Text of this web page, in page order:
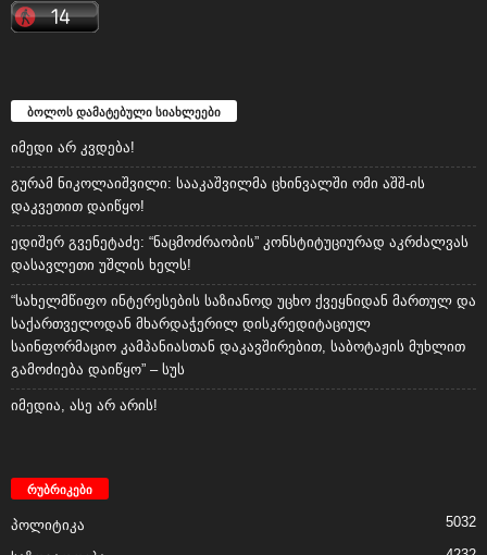
ბოლოს დამატებული სიახლეები
იმედი არ კვდება!
გურამ ნიკოლაიშვილი: სააკაშვილმა ცხინვალში ომი აშშ-ის
დაკვეთით დაიწყო!
ედიშერ გვენეტაძე: “ნაცმოძრაობის” კონსტიტუციურად აკრძალვას
დასავლეთი უშლის ხელს!
“სახელმწიფო ინტერესების საზიანოდ უცხო ქვეყნიდან მართულ და
საქართველოდან მხარდაჭერილ დისკრედიტაციულ
საინფორმაციო კამპანიასთან დაკავშირებით, საბოტაჟის მუხლით
გამოძიება დაიწყო” – სუს
იმედია, ასე არ არის!
რუბრიკები
პოლიტიკა 5032